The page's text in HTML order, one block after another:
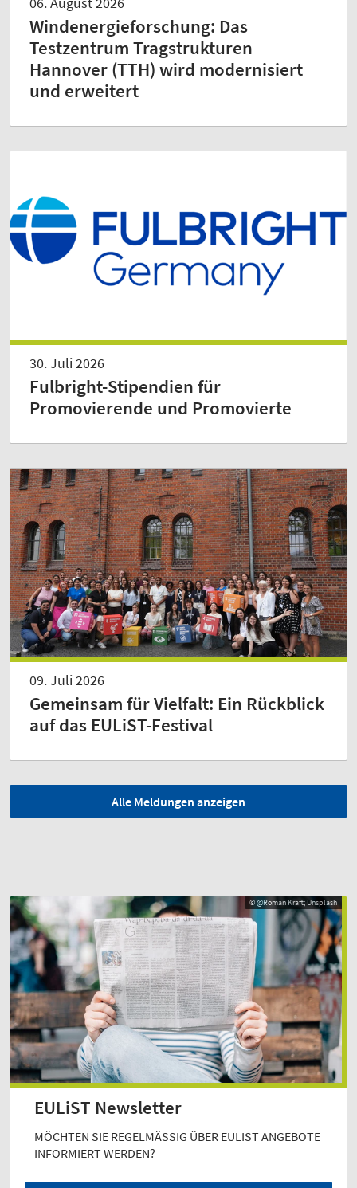
Windenergieforschung: Das
Testzentrum Tragstrukturen
Hannover (TTH) wird modernisiert
und erweitert
30. Juli 2026
Fulbright-Stipendien für
Promovierende und Promovierte
09. Juli 2026
Gemeinsam für Vielfalt: Ein Rückblick
auf das EULiST-Festival
Alle Meldungen anzeigen
© @Roman Kraft; Unsplash
© @Roman Kraft; Unsplash
EULiST Newsletter
MÖCHTEN SIE REGELMÄSSIG ÜBER EULIST ANGEBOTE I
NFORMIERT WERDEN?